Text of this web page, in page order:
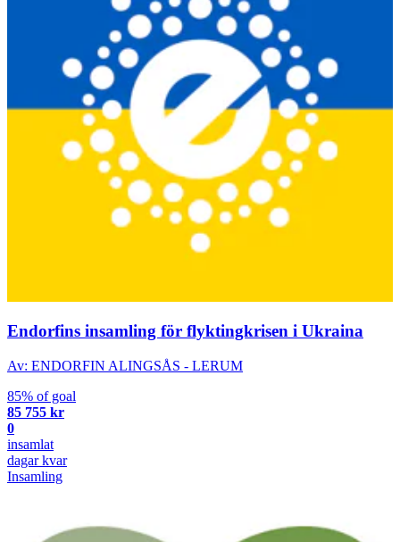
Endorfins insamling för flyktingkrisen i Ukraina
Av: ENDORFIN ALINGSÅS - LERUM
85% of goal
85 755 kr
0
insamlat
dagar kvar
Insamling